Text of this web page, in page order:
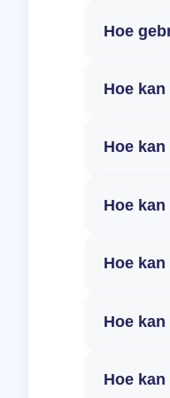
Hoe
Hoe
Hoe
Hoe
Hoe
Hoe
Hoe